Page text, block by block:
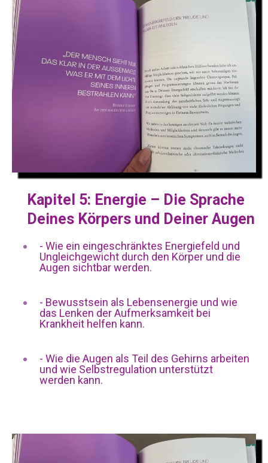
Kapitel 5: Energie – Die Sprache
Deines Körpers und Deiner Augen
- Wie ein eingeschränktes Energiefeld und
Ungleichgewicht durch den Körper und die
Augen sichtbar werden.
- Bewusstsein als Lebensenergie und wie
das Lenken der Aufmerksamkeit bei
Krankheit helfen kann.
- Wie die Augen als Teil des Gehirns arbeiten
und wie Selbstregulation unterstützt
werden kann.